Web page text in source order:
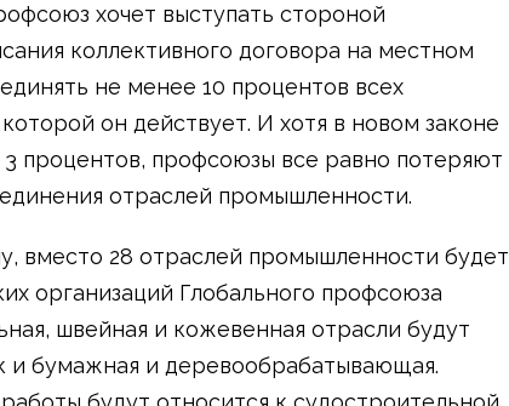
хочет выступать стороной
коллективного договора на местном
не менее 10 процентов всех
он действует. И хотя в новом законе
процентов, профсоюзы все равно потеряют
отраслей промышленности.
вместо 28 отраслей промышленности будет
организаций Глобального профсоюза
швейная и кожевенная отрасли будут
и бумажная и деревообрабатывающая.